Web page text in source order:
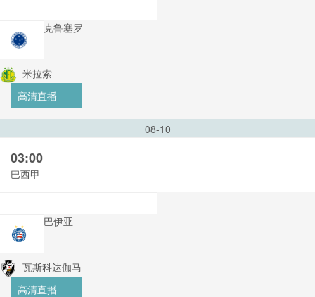
克鲁塞罗
米拉索
高清直播
08-10
03:00
巴西甲
巴伊亚
瓦斯科达伽马
高清直播